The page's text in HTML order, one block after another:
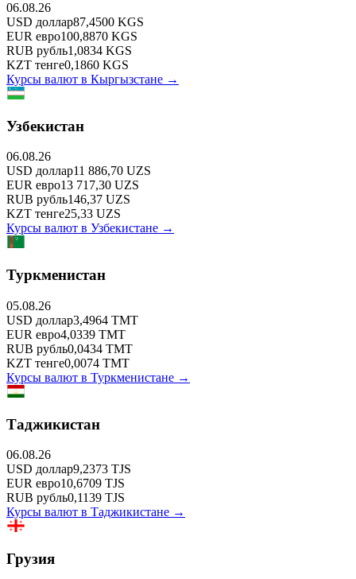
06.08.26
USD доллар87,4500 KGS
EUR евро100,8870 KGS
RUB рубль1,0834 KGS
KZT тенге0,1860 KGS
Курсы валют в Кыргызстане →
Узбекистан
06.08.26
USD доллар11 886,70 UZS
EUR евро13 717,30 UZS
RUB рубль146,37 UZS
KZT тенге25,33 UZS
Курсы валют в Узбекистане →
Туркменистан
05.08.26
USD доллар3,4964 TMT
EUR евро4,0339 TMT
RUB рубль0,0434 TMT
KZT тенге0,0074 TMT
Курсы валют в Туркменистане →
Таджикистан
06.08.26
USD доллар9,2373 TJS
EUR евро10,6709 TJS
RUB рубль0,1139 TJS
Курсы валют в Таджикистане →
Грузия